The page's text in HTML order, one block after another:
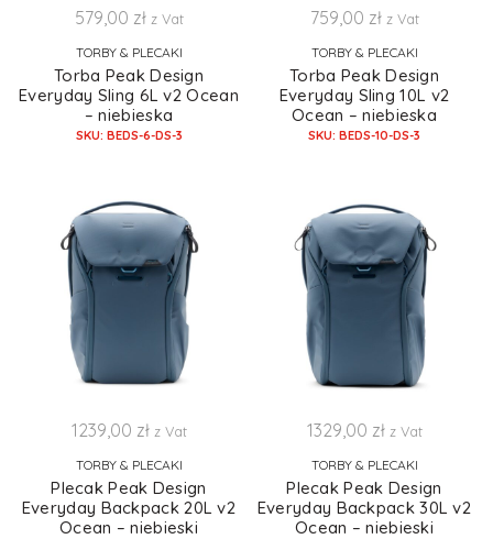
579,00 zł z Vat
TORBY & PLECAKI
Torba Peak Design
Everyday Sling 6L v2 Ocean
– niebieska
SKU: BEDS-6-DS-3
759,00 zł z Vat
TORBY & PLECAKI
Torba Peak Design
Everyday Sling 10L v2
Ocean – niebieska
SKU: BEDS-10-DS-3
1239,00 zł z Vat
TORBY & PLECAKI
Plecak Peak Design
Everyday Backpack 20L v2
Ocean – niebieski
1329,00 zł z Vat
TORBY & PLECAKI
Plecak Peak Design
Everyday Backpack 30L v2
Ocean – niebieski